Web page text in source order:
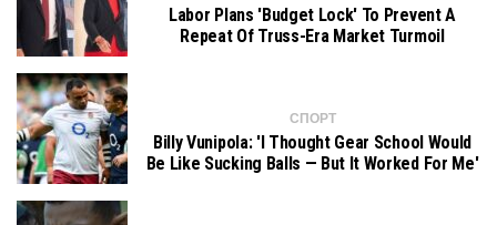
Labor Plans 'budget Lock' To Prevent A
Repeat Of Truss-Era Market Turmoil
СПОРТ
Billy Vunipola: 'I Thought Gear School Would
Be Like Sucking Balls — But It Worked For Me'